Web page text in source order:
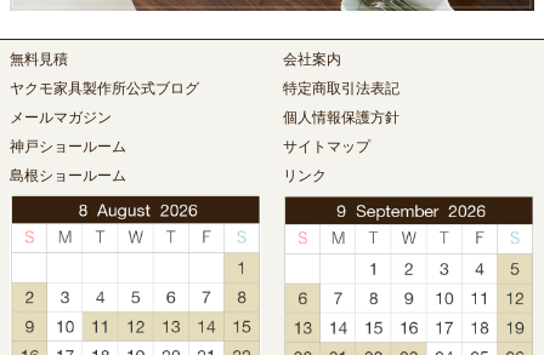
無料見積
ヤクモ家具製作所公式ブログ
メールマガジン
神戸ショールーム
島根ショールーム
会社案内
特定商取引法表記
個人情報保護方針
サイトマップ
リンク